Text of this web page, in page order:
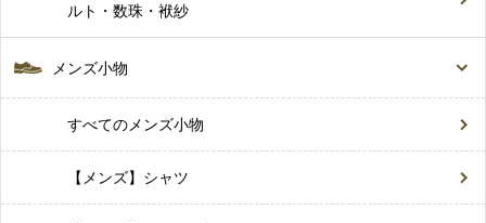
ルト・数珠・袱紗
メンズ小物
すべてのメンズ小物
【メンズ】シャツ